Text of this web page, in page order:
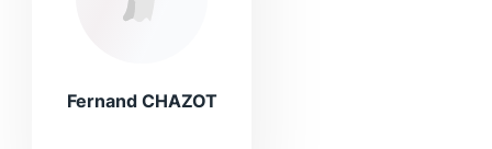
Fernand CHAZOT